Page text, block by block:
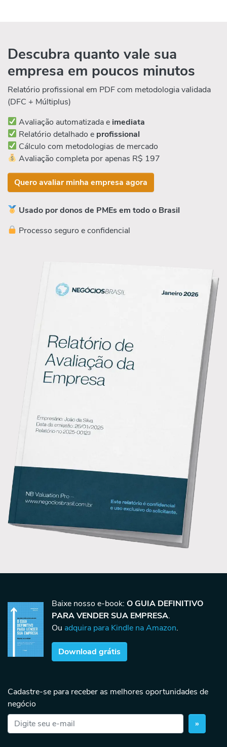
Descubra quanto vale sua
empresa em poucos minutos
Relatório profissional em PDF com metodologia validada
(DFC + Múltiplus)
Avaliação automatizada e imediata
Relatório detalhado e profissional
Cálculo com metodologias de mercado
Avaliação completa por apenas R$ 197
Quero avaliar minha empresa agora
Usado por donos de PMEs em todo o Brasil
Processo seguro e confidencial
Baixe nosso e-book: O GUIA DEFINITIVO
PARA VENDER SUA EMPRESA.
Ou adquira para Kindle na Amazon.
Download grátis
Cadastre-se para receber as melhores oportunidades de
negócio
»